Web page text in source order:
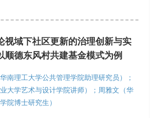
视域下社区更新的治理创新与实
德东风村共建基金模式为例
南理工大学公共管理学院助理研究员）；
大学艺术与设计学院讲师）；周雅文（华
院博士研究生）